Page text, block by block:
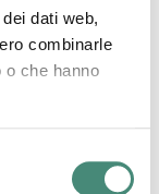
dati web,
combinarle
o che hanno